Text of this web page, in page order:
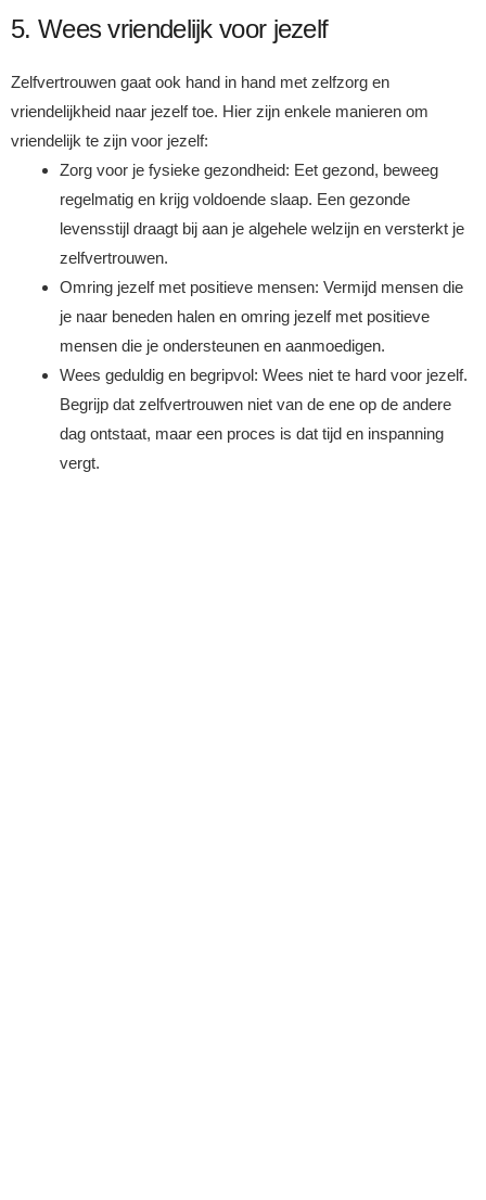
5. Wees vriendelijk voor jezelf
Zelfvertrouwen gaat ook hand in hand met zelfzorg en
vriendelijkheid naar jezelf toe. Hier zijn enkele manieren om
vriendelijk te zijn voor jezelf:
Zorg voor je fysieke gezondheid: Eet gezond, beweeg
regelmatig en krijg voldoende slaap. Een gezonde
levensstijl draagt bij aan je algehele welzijn en versterkt je
zelfvertrouwen.
Omring jezelf met positieve mensen: Vermijd mensen die
je naar beneden halen en omring jezelf met positieve
mensen die je ondersteunen en aanmoedigen.
Wees geduldig en begripvol: Wees niet te hard voor jezelf.
Begrijp dat zelfvertrouwen niet van de ene op de andere
dag ontstaat, maar een proces is dat tijd en inspanning
vergt.